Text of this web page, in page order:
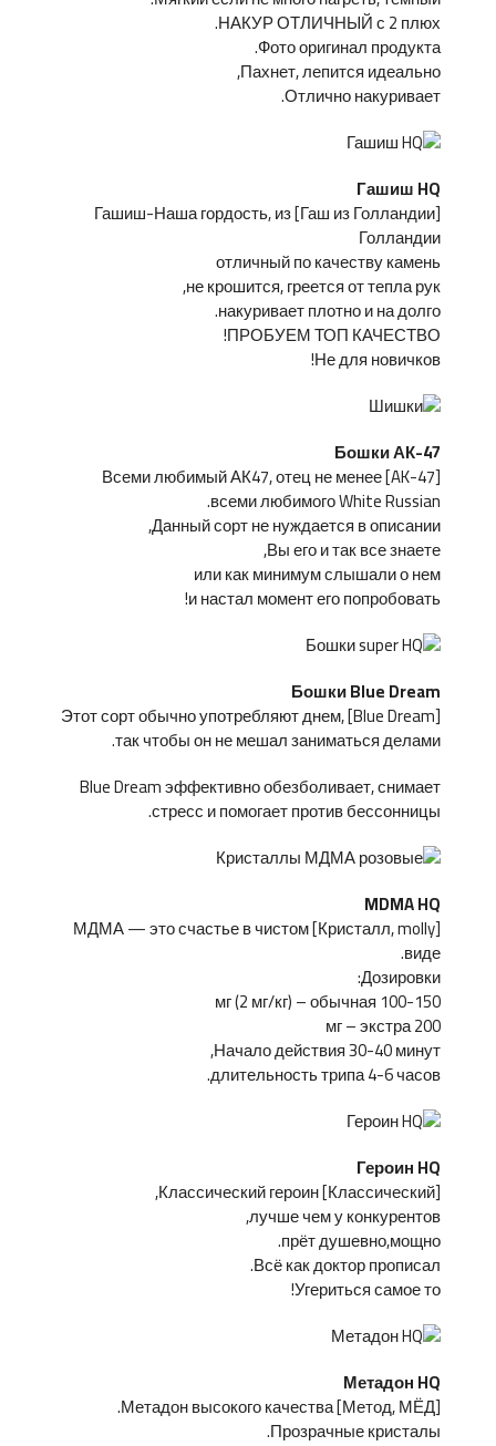
НАКУР ОТЛИЧНЫЙ с 2 плюх.
Фото оригинал продукта.
Пахнет, лепится идеально,
Отлично накуривает.
Гашиш HQ
[Гаш из Голландии] Гашиш-Наша гордость, из
Голландии
отличный по качеству камень
не крошится, греется от тепла рук,
накуривает плотно и на долго.
ПРОБУЕМ ТОП КАЧЕСТВО!
Не для новичков!
Бошки АК-47
[AK-47] Всеми любимый АК47, отец не менее
всеми любимого White Russian.
Данный сорт не нуждается в описании,
Вы его и так все знаете,
или как минимум слышали о нем
и настал момент его попробовать!
Бошки Blue Dream
[Blue Dream] Этот сорт обычно употребляют днем,
так чтобы он не мешал заниматься делами.
Blue Dream эффективно обезболивает, снимает
стресс и помогает против бессонницы.
MDMA HQ
[Кристалл, molly] МДМА — это счастье в чистом
виде.
Дозировки:
100-150 мг (2 мг/кг) – обычная
200 мг – экстра
Начало действия 30-40 минут,
длительность трипа 4-6 часов.
Героин HQ
[Классический] Классический героин,
лучше чем у конкурентов,
прёт душевно,мощно.
Всё как доктор прописал.
Угериться самое то!
Метадон HQ
[Метод, МЁД] Метадон высокого качества.
Прозрачные кристалы.